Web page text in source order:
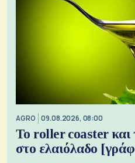
AGRO 09.08.2026, 08:00
Το roller coaster και
στο ελαιόλαδο